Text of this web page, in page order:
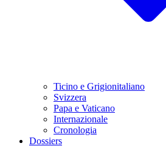
Ticino e Grigionitaliano
Svizzera
Papa e Vaticano
Internazionale
Cronologia
Dossiers